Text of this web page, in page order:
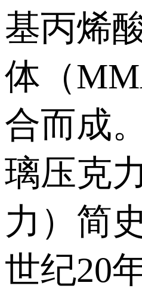
基丙烯
体（
合而成
璃压克
力）简
世纪20